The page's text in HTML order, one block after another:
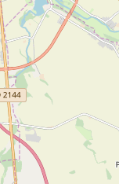
http://
codelist/